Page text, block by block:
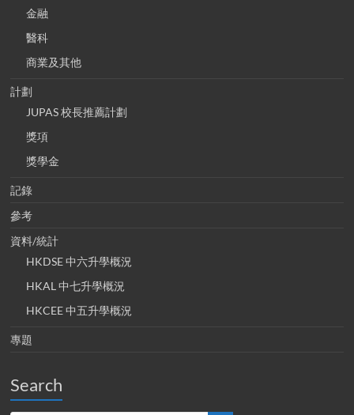
金融
醫科
商業及其他
計劃
JUPAS 校長推薦計劃
獎項
獎學金
記錄
參考
資料/統計
HKDSE 中六升學概況
HKAL 中七升學概況
HKCEE 中五升學概況
專題
Search